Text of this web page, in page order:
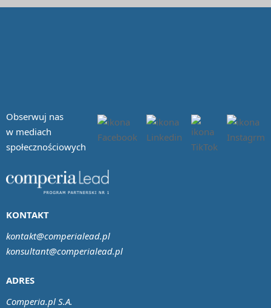
Obserwuj nas
w mediach
społecznościowych
ADRES
Comperia.pl S.A.
KONTAKT
kontakt@comperialead.pl
konsultant@comperialead.pl